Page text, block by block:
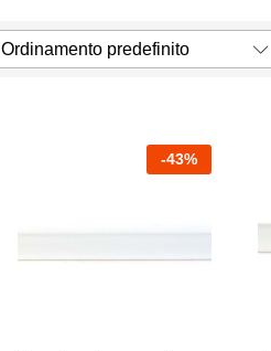
Ordinamento predefinito
-43%